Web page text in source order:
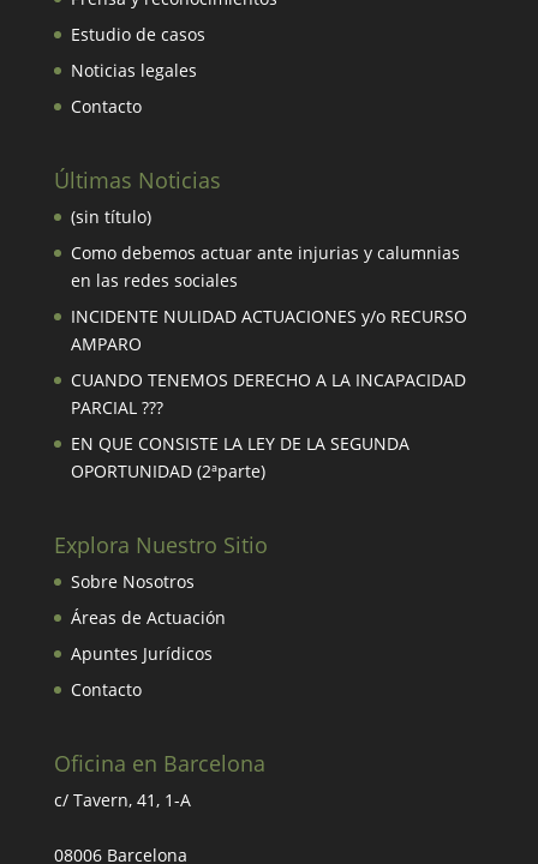
Estudio de casos
Noticias legales
Contacto
Últimas Noticias
(sin título)
Como debemos actuar ante injurias y calumnias
en las redes sociales
INCIDENTE NULIDAD ACTUACIONES y/o RECURSO
AMPARO
CUANDO TENEMOS DERECHO A LA INCAPACIDAD
PARCIAL ???
EN QUE CONSISTE LA LEY DE LA SEGUNDA
OPORTUNIDAD (2ªparte)
Explora Nuestro Sitio
Sobre Nosotros
Áreas de Actuación
Apuntes Jurídicos
Contacto
Oficina en Barcelona
c/ Tavern, 41, 1-A
08006 Barcelona